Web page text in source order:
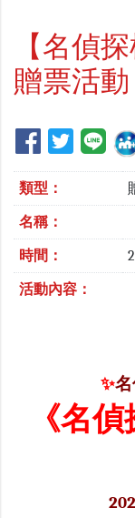
【名偵
贈票活動
類型：
名稱：
時間：
活動內容：
✨
《名